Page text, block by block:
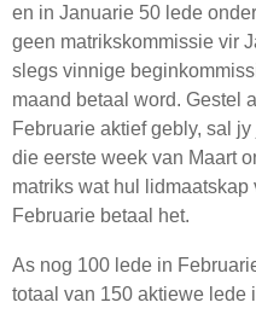
en in Januarie 50 lede
geen matrikskommissie vir
slegs vinnige
maand betaal word. Gestel
Februarie aktief gebly, sal
die eerste week van Maart
matriks wat hul
Februarie betaal het.
As nog 100 lede in
totaal van 150 aktiewe lede